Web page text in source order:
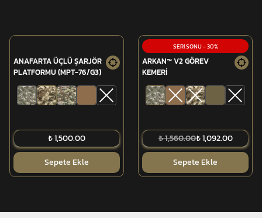
ANAFARTA ÜÇLÜ ŞARJÖR
PLATFORMU (MPT-76/G3)
₺ 1,500.00
Sepete Ekle
SERİ SONU-30%
ARKAN™ V2 GÖREV
KEMERİ
₺ 1,560.00₺ 1,092.00
Sepete Ekle